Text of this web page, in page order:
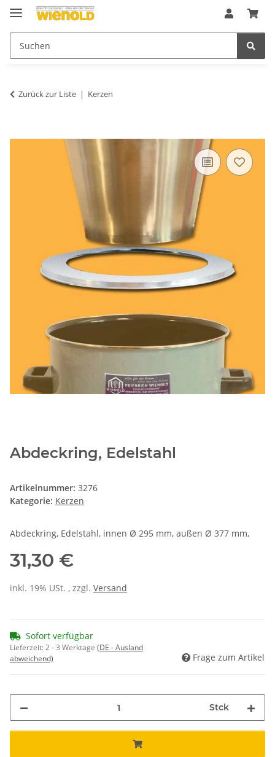
Zurück zur Liste Kerzen
Abdeckring, Edelstahl
Artikelnummer: 3276
Kategorie: Kerzen
Abdeckring, Edelstahl, innen Ø 295 mm, außen Ø 377 mm,
31,30 €
inkl. 19% USt. , zzgl. Versand
Sofort verfügbar
Lieferzeit:2 - 3 Werktage (DE - Ausland
abweichend)
Frage zum Artikel
Stck